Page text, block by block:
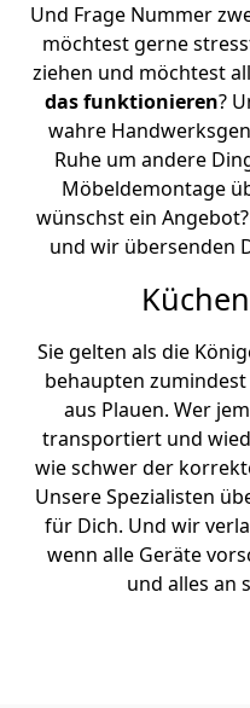
Und Frage Nummer
möchtest gerne
ziehen und möchtest
das funktionieren?
wahre
Ruhe um andere
Möbeldemontage
wünschst ein
und wir übersenden
Sie gelten als die
behaupten
aus Plauen. Wer
transportiert und
wie schwer der
Unsere Spezialisten
für Dich. Und wir
wenn alle Geräte
und alles an